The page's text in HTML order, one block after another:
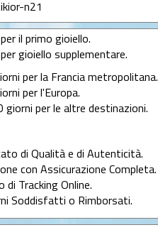
n21
il primo gioiello.
gioiello supplementare.
per la Francia metropolitana.
per l'Europa.
giorni per le altre destinazioni.
di Qualità e di Autenticità.
con Assicurazione Completa.
di Tracking Online.
Soddisfatti o Rimborsati.